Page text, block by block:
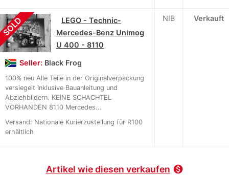
SOLD
LEGO - Technic-
Mercedes-Benz Unimog
U 400 - 8110
Seller: Black Frog
100% neu Alle Teile in der Originalverpackung
versiegelt Inklusive Bauanleitung und
Abziehbildern. KEINE SCHACHTEL
VORHANDEN 8110 Mercedes...
Versand: Nationale Kurierzustellung für R100
erhältlich
NIB Verkauft
Artikel wie diesen verkaufen monetization_on